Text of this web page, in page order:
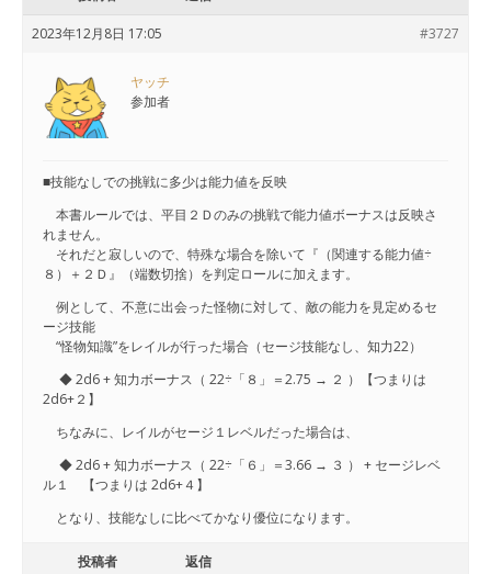
2023年12月8日 17:05 #3727
ヤッチ
参加者
■技能なしでの挑戦に多少は能力値を反映
本書ルールでは、平目２Ｄのみの挑戦で能力値ボーナスは反映さ
れません。
それだと寂しいので、特殊な場合を除いて『（関連する能力値÷
８）＋２Ｄ』（端数切捨）を判定ロールに加えます。
例として、不意に出会った怪物に対して、敵の能力を見定めるセ
ージ技能
“怪物知識”をレイルが行った場合（セージ技能なし、知力22）
◆ 2d6 + 知力ボーナス（ 22÷「８」＝2.75 → ２ ）【つまりは
2d6+２】
ちなみに、レイルがセージ１レベルだった場合は、
◆ 2d6 + 知力ボーナス（ 22÷「６」＝3.66 → ３ ） + セージレベ
ル１ 【つまりは 2d6+４】
となり、技能なしに比べてかなり優位になります。
投稿者 返信